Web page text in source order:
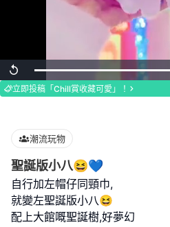
Replay Loaded:
100.00%
立即投稿「Chill賞收藏可愛」！
潮流玩物
聖誕版小八😆💙
自行加左帽仔同頸巾,
就變左聖誕版小八😆
配上大館嘅聖誕樹,好夢幻